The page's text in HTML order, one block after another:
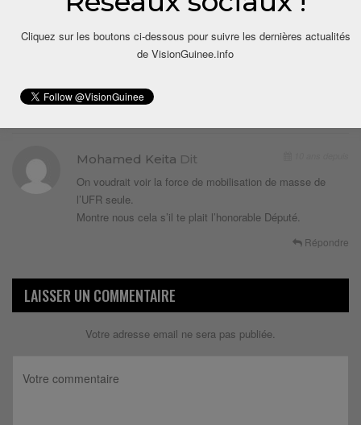
Français s’il te plait mon cher.
Mohamed Keita Dit
On voudrait voir la force de mobilisation de masse de
l’UFR seule.
Montre nous cela s’il te plait l’honorable Député.
Répondre
LAISSER UN COMMENTAIRE
Votre adresse email ne sera pas publiée.
Cliquez sur les boutons ci-dessous pour suivre les dernières actualités
de VisionGuinee.info